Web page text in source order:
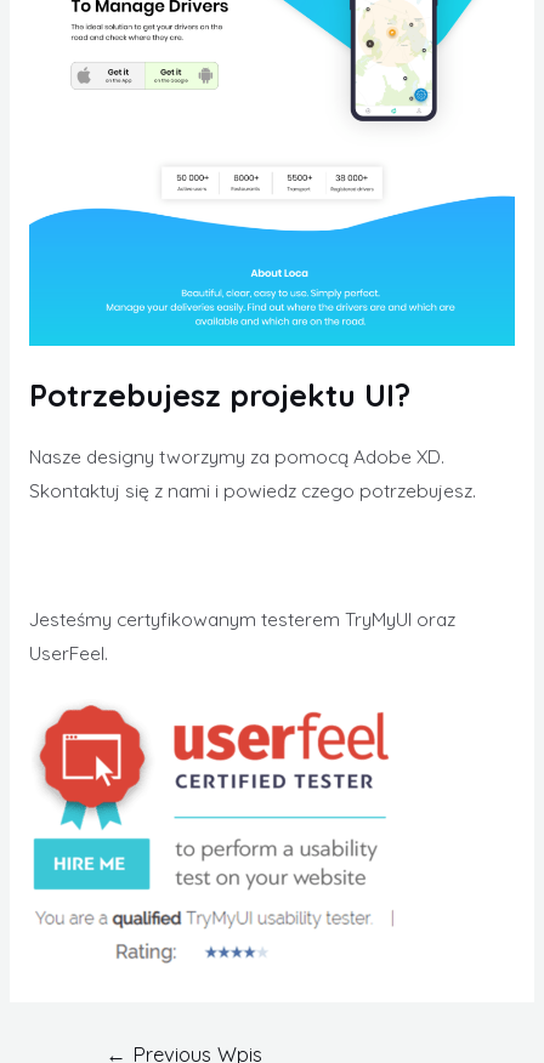
Potrzebujesz projektu UI?
Nasze designy tworzymy za pomocą Adobe XD.
Skontaktuj się z nami i powiedz czego potrzebujesz.
Jesteśmy certyfikowanym testerem TryMyUI oraz
UserFeel.
← Previous Wpis